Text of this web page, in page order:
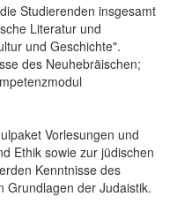
Studierenden insgesamt
Literatur und
und Geschichte".
des Neuhebräischen;
Vorlesungen und
Ethik sowie zur jüdischen
Kenntnisse des
Grundlagen der Judaistik.